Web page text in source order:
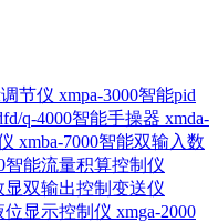
节仪 xmpa-3000智能pid
q-4000智能手操器 xmda-
xmba-7000智能双输入数
智能流量积算控制仪
显双输出控制变送仪
位显示控制仪 xmga-2000